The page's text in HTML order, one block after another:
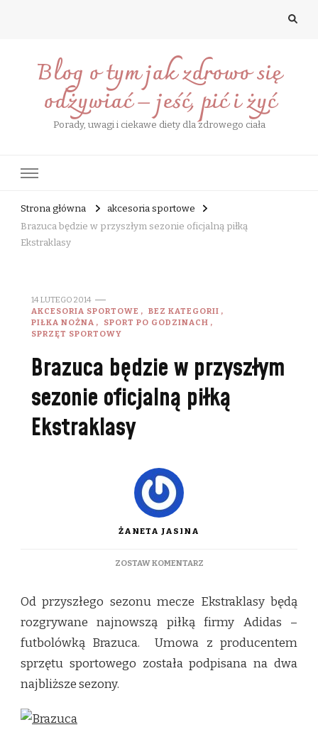
Blog o tym jak zdrowo się
odżywiać – jeść, pić i żyć
Porady, uwagi i ciekawe diety dla zdrowego ciała
Strona główna
akcesoria sportowe
Brazuca będzie w przyszłym sezonie oficjalną piłką
Ekstraklasy
14 LUTEGO 2014
AKCESORIA SPORTOWE
BEZ KATEGORII
PIŁKA NOŻNA
SPORT PO GODZINACH
SPRZĘT SPORTOWY
Brazuca będzie w przyszłym
sezonie oficjalną piłką
Ekstraklasy
ŻANETA JASINA
ZOSTAW KOMENTARZDO
W
PRZYSZŁYM
SEZONIE
OFICJALNĄ
PIŁKĄ
EKSTRAKLASY
Od przyszłego sezonu mecze Ekstraklasy będą
rozgrywane najnowszą piłką firmy Adidas –
futbolówką Brazuca. Umowa z producentem
sprzętu sportowego została podpisana na dwa
najbliższe sezony.